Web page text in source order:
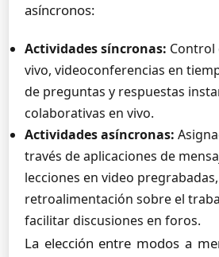
asíncronos:
Actividades síncronas: Control
vivo, videoconferencias en
de preguntas y respuestas
colaborativas en vivo.
Actividades asíncronas:
través de aplicaciones de
lecciones en video
retroalimentación sobre el
facilitar discusiones en foros.
La elección entre modos a